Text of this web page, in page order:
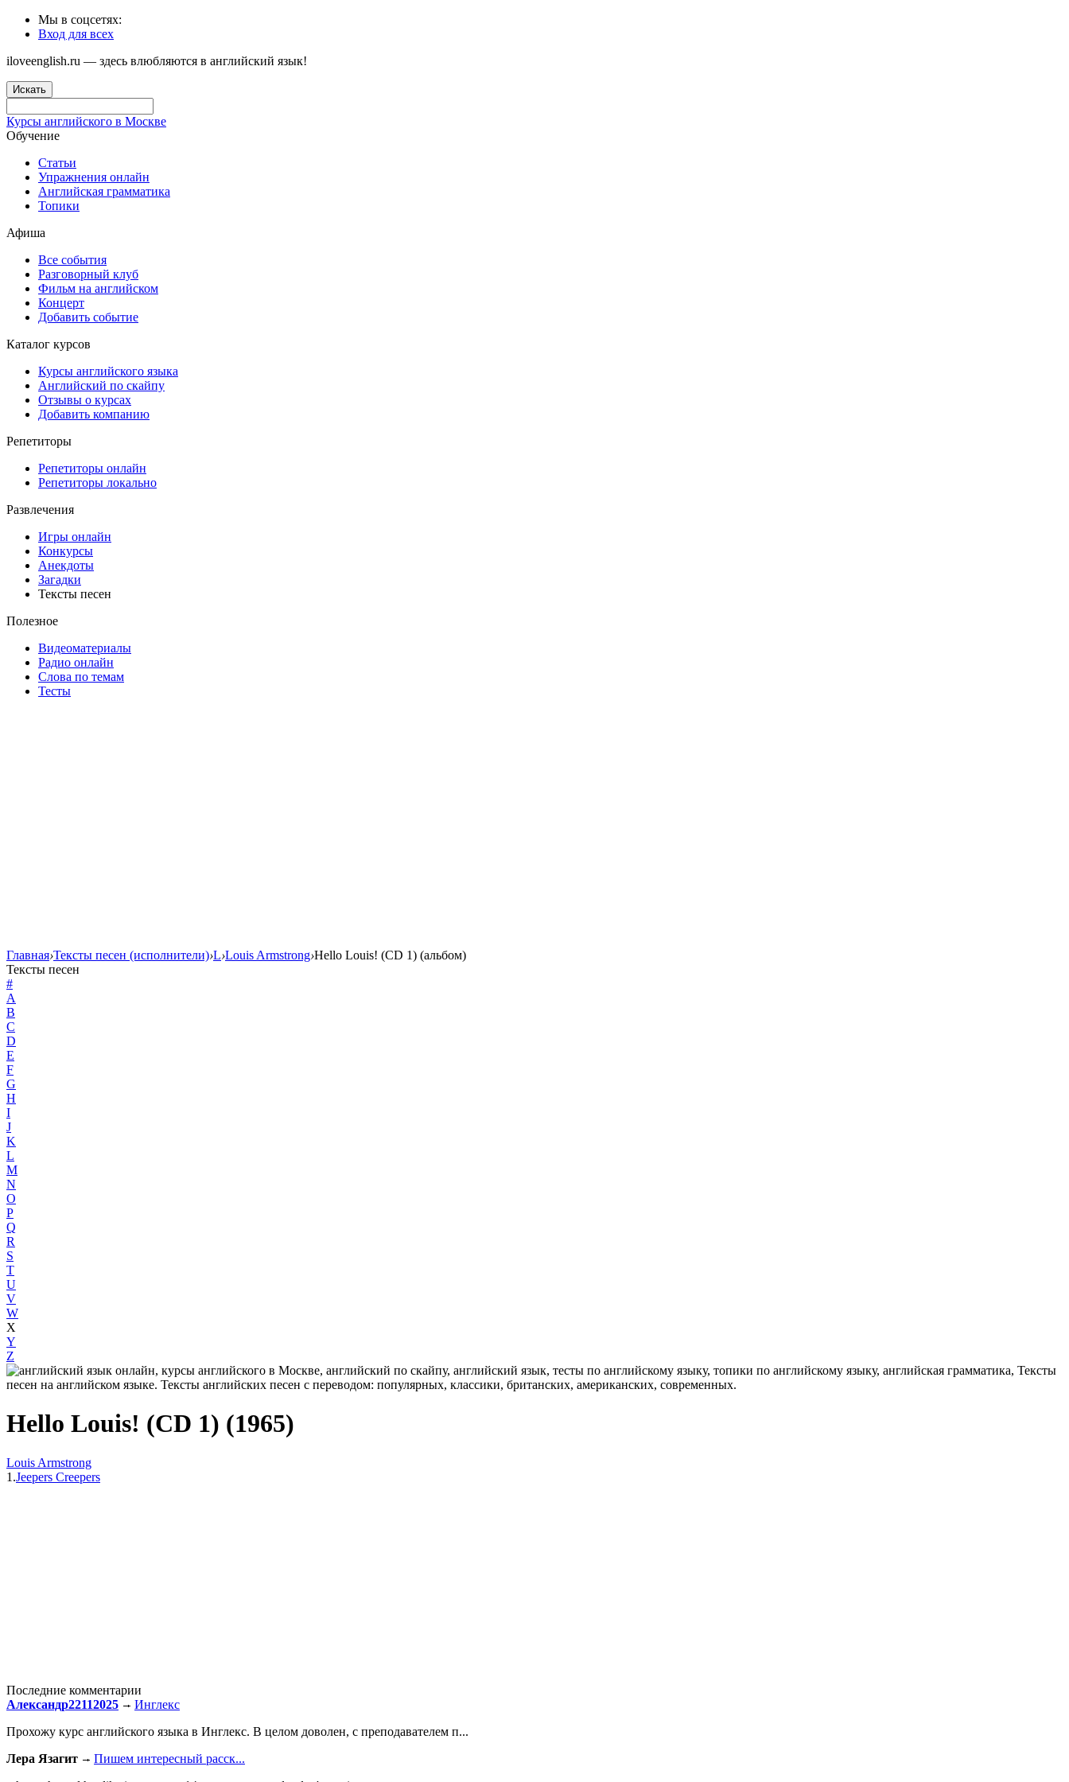
Мы в соцсетях:
Вход для всех
iloveenglish.ru — здесь влюбляются в английский язык!
Искать
Курсы английского в Москве
Обучение
Статьи
Упражнения онлайн
Английская грамматика
Топики
Афиша
Все события
Разговорный клуб
Фильм на английском
Концерт
Добавить событие
Каталог курсов
Курсы английского языка
Английский по скайпу
Отзывы о курсах
Добавить компанию
Репетиторы
Репетиторы онлайн
Репетиторы локально
Развлечения
Игры онлайн
Конкурсы
Анекдоты
Загадки
Тексты песен
Полезное
Видеоматериалы
Радио онлайн
Слова по темам
Тесты
Главная›Тексты песен (исполнители)›L›Louis Armstrong›Hello Louis! (CD 1) (альбом)
Тексты песен
#
A
B
C
D
E
F
G
H
I
J
K
L
M
N
O
P
Q
R
S
T
U
V
W
X
Y
Z
Hello Louis! (CD 1) (1965)
Louis Armstrong
1.Jeepers Creepers
Последние комментарии
Александр22112025
Инглекс
Прохожу курс английского языка в Инглекс. В целом доволен, с преподавателем п...
Лера Язагит
Пишем интересный расск...